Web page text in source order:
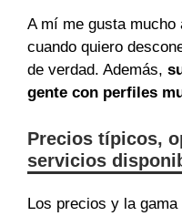
A mí me gusta
cuando quiero
de verdad. Además,
gente con perfiles
Precios típicos,
servicios
Los precios y la